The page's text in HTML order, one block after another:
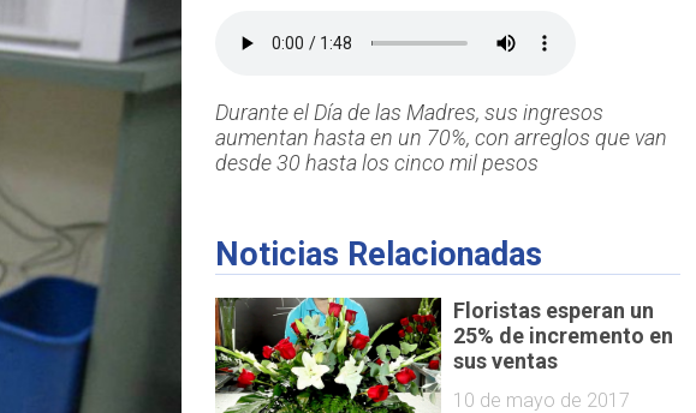
Durante el Día de las Madres, sus ingresos
aumentan hasta en un 70%, con arreglos que van
desde 30 hasta los cinco mil pesos
Noticias Relacionadas
Floristas esperan un
25% de incremento en
sus ventas
10 de mayo de 2017